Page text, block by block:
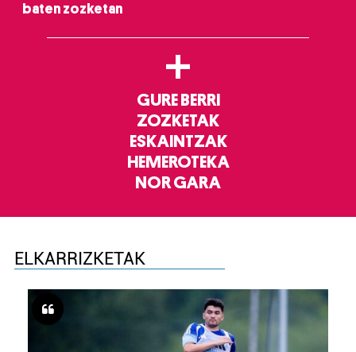
baten zozketan
+
GURE BERRI
ZOZKETAK
ESKAINTZAK
HEMEROTEKA
NOR GARA
ELKARRIZKETAK